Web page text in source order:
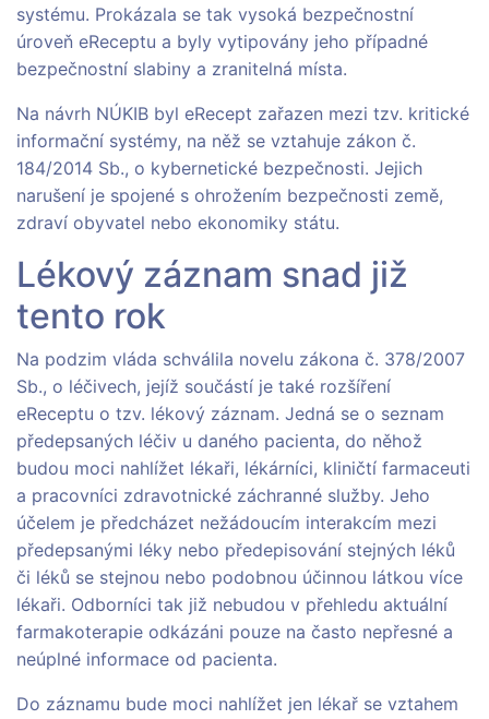
systému. Prokázala se tak vysoká bezpečnostní
úroveň eReceptu a byly vytipovány jeho případné
bezpečnostní slabiny a zranitelná místa.
Na návrh NÚKIB byl eRecept zařazen mezi tzv. kritické
informační systémy, na něž se vztahuje zákon č.
184/2014 Sb., o kybernetické bezpečnosti. Jejich
narušení je spojené s ohrožením bezpečnosti země,
zdraví obyvatel nebo ekonomiky státu.
Lékový záznam snad již
tento rok
Na podzim vláda schválila novelu zákona č. 378/2007
Sb., o léčivech, jejíž součástí je také rozšíření
eReceptu o tzv. lékový záznam. Jedná se o seznam
předepsaných léčiv u daného pacienta, do něhož
budou moci nahlížet lékaři, lékárníci, kliničtí farmaceuti
a pracovníci zdravotnické záchranné služby. Jeho
účelem je předcházet nežádoucím interakcím mezi
předepsanými léky nebo předepisování stejných léků
či léků se stejnou nebo podobnou účinnou látkou více
lékaři. Odborníci tak již nebudou v přehledu aktuální
farmakoterapie odkázáni pouze na často nepřesné a
neúplné informace od pacienta.
Do záznamu bude moci nahlížet jen lékař se vztahem